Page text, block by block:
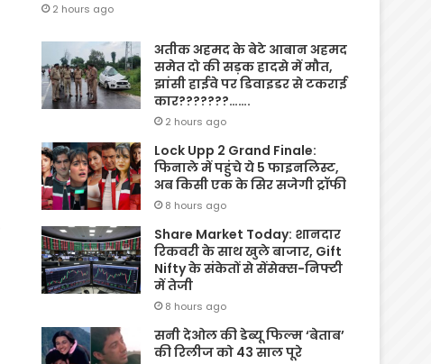
2 hours ago
अतीक अहमद के बेटे आबान अहमद
समेत दो की सड़क हादसे में मौत,
झांसी हाईवे पर डिवाइडर से टकराई
कार???????…….
2 hours ago
Lock Upp 2 Grand Finale:
फिनाले में पहुंचे ये 5 फाइनलिस्ट,
अब किसी एक के सिर सजेगी ट्रॉफी
8 hours ago
Share Market Today: शानदार
रिकवरी के साथ खुले बाजार, Gift
Nifty के संकेतों से सेंसेक्स-निफ्टी
में तेजी
8 hours ago
सनी देओल की डेब्यू फिल्म ‘बेताब’
की रिलीज को 43 साल पूरे